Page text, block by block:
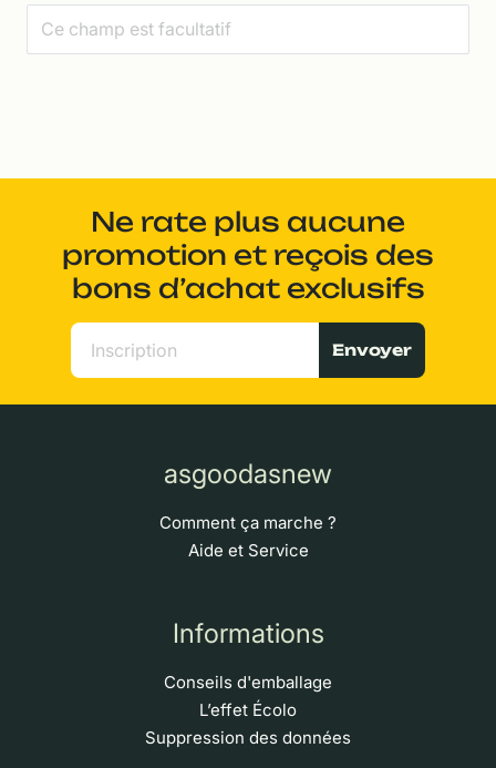
Ne rate plus aucune
promotion et reçois des
bons d’achat exclusifs
Envoyer
asgoodasnew
Comment ça marche ?
Aide et Service
Informations
Conseils d'emballage
L’effet Écolo
Suppression des données